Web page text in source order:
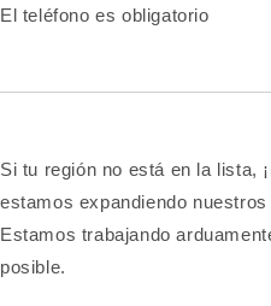
El teléfono es obligatorio
Si tu región no está en la lista,
estamos expandiendo
Estamos trabajando
posible.